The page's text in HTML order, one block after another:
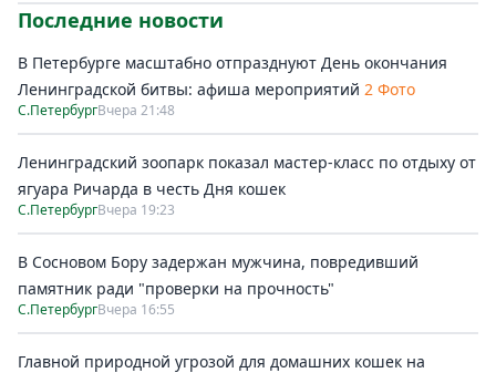
Последние новости
В Петербурге масштабно отпразднуют День окончания
Ленинградской битвы: афиша мероприятий 2 Фото
С.ПетербургВчера 21:48
Ленинградский зоопарк показал мастер-класс по отдыху от
ягуара Ричарда в честь Дня кошек
С.ПетербургВчера 19:23
В Сосновом Бору задержан мужчина, повредивший
памятник ради "проверки на прочность"
С.ПетербургВчера 16:55
Главной природной угрозой для домашних кошек на